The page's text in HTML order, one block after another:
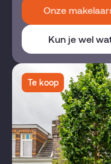
Onze
Kun je wel
Te koop